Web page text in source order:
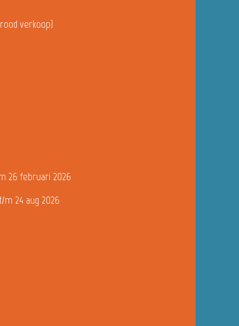
verkoop)
26 februari 2026
24 aug 2026